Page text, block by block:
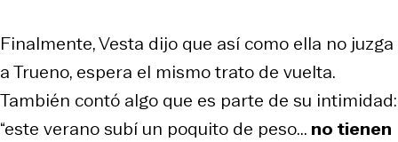
Finalmente, Vesta dijo que así como ella no juzga
a Trueno, espera el mismo trato de vuelta.
También contó algo que es parte de su intimidad:
“este verano subí un poquito de peso... no tienen